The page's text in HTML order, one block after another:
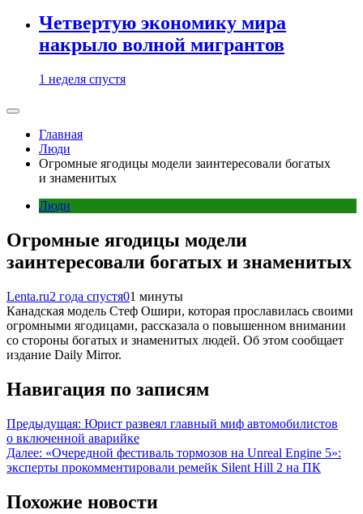
Четвертую экономику мира
накрыло волной мигрантов
1 неделя спустя
Главная
Люди
Огромные ягодицы модели заинтересовали богатых
и знаменитых
Люди
Огромные ягодицы модели
заинтересовали богатых и знаменитых
Lenta.ru2 года спустя01 минуты
Канадская модель Стеф Ошири, которая прославилась своими
огромными ягодицами, рассказала о повышенном внимании
со стороны богатых и знаменитых людей. Об этом сообщает
издание Daily Mirror.
Навигация по записям
Предыдущая: Юрист развеял главный миф автомобилистов
о включенной аварийке
Далее: «Очередной фестиваль тормозов на Unreal Engine 5»:
эксперты прокомментировали ремейк Silent Hill 2 на ПК
Похожие новости